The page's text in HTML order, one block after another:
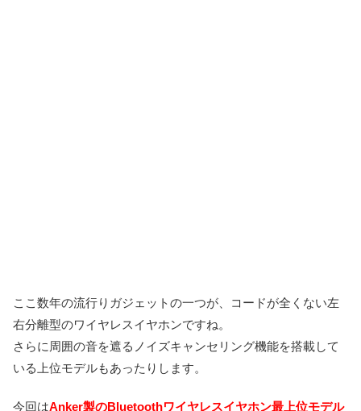
ここ数年の流行りガジェットの一つが、コードが全くない左
右分離型のワイヤレスイヤホンですね。
さらに周囲の音を遮るノイズキャンセリング機能を搭載して
いる上位モデルもあったりします。
今回はAnker製のBluetoothワイヤレスイヤホン最上位モデル